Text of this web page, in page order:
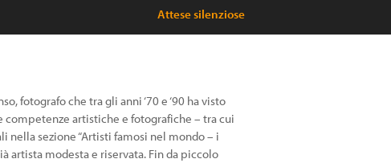
Attese silenziose
fotografo che tra gli anni ‘70 e ‘90 ha visto
artistiche e fotografiche – tra cui
sezione “Artisti famosi nel mondo – i
artista modesta e riservata. Fin da piccolo